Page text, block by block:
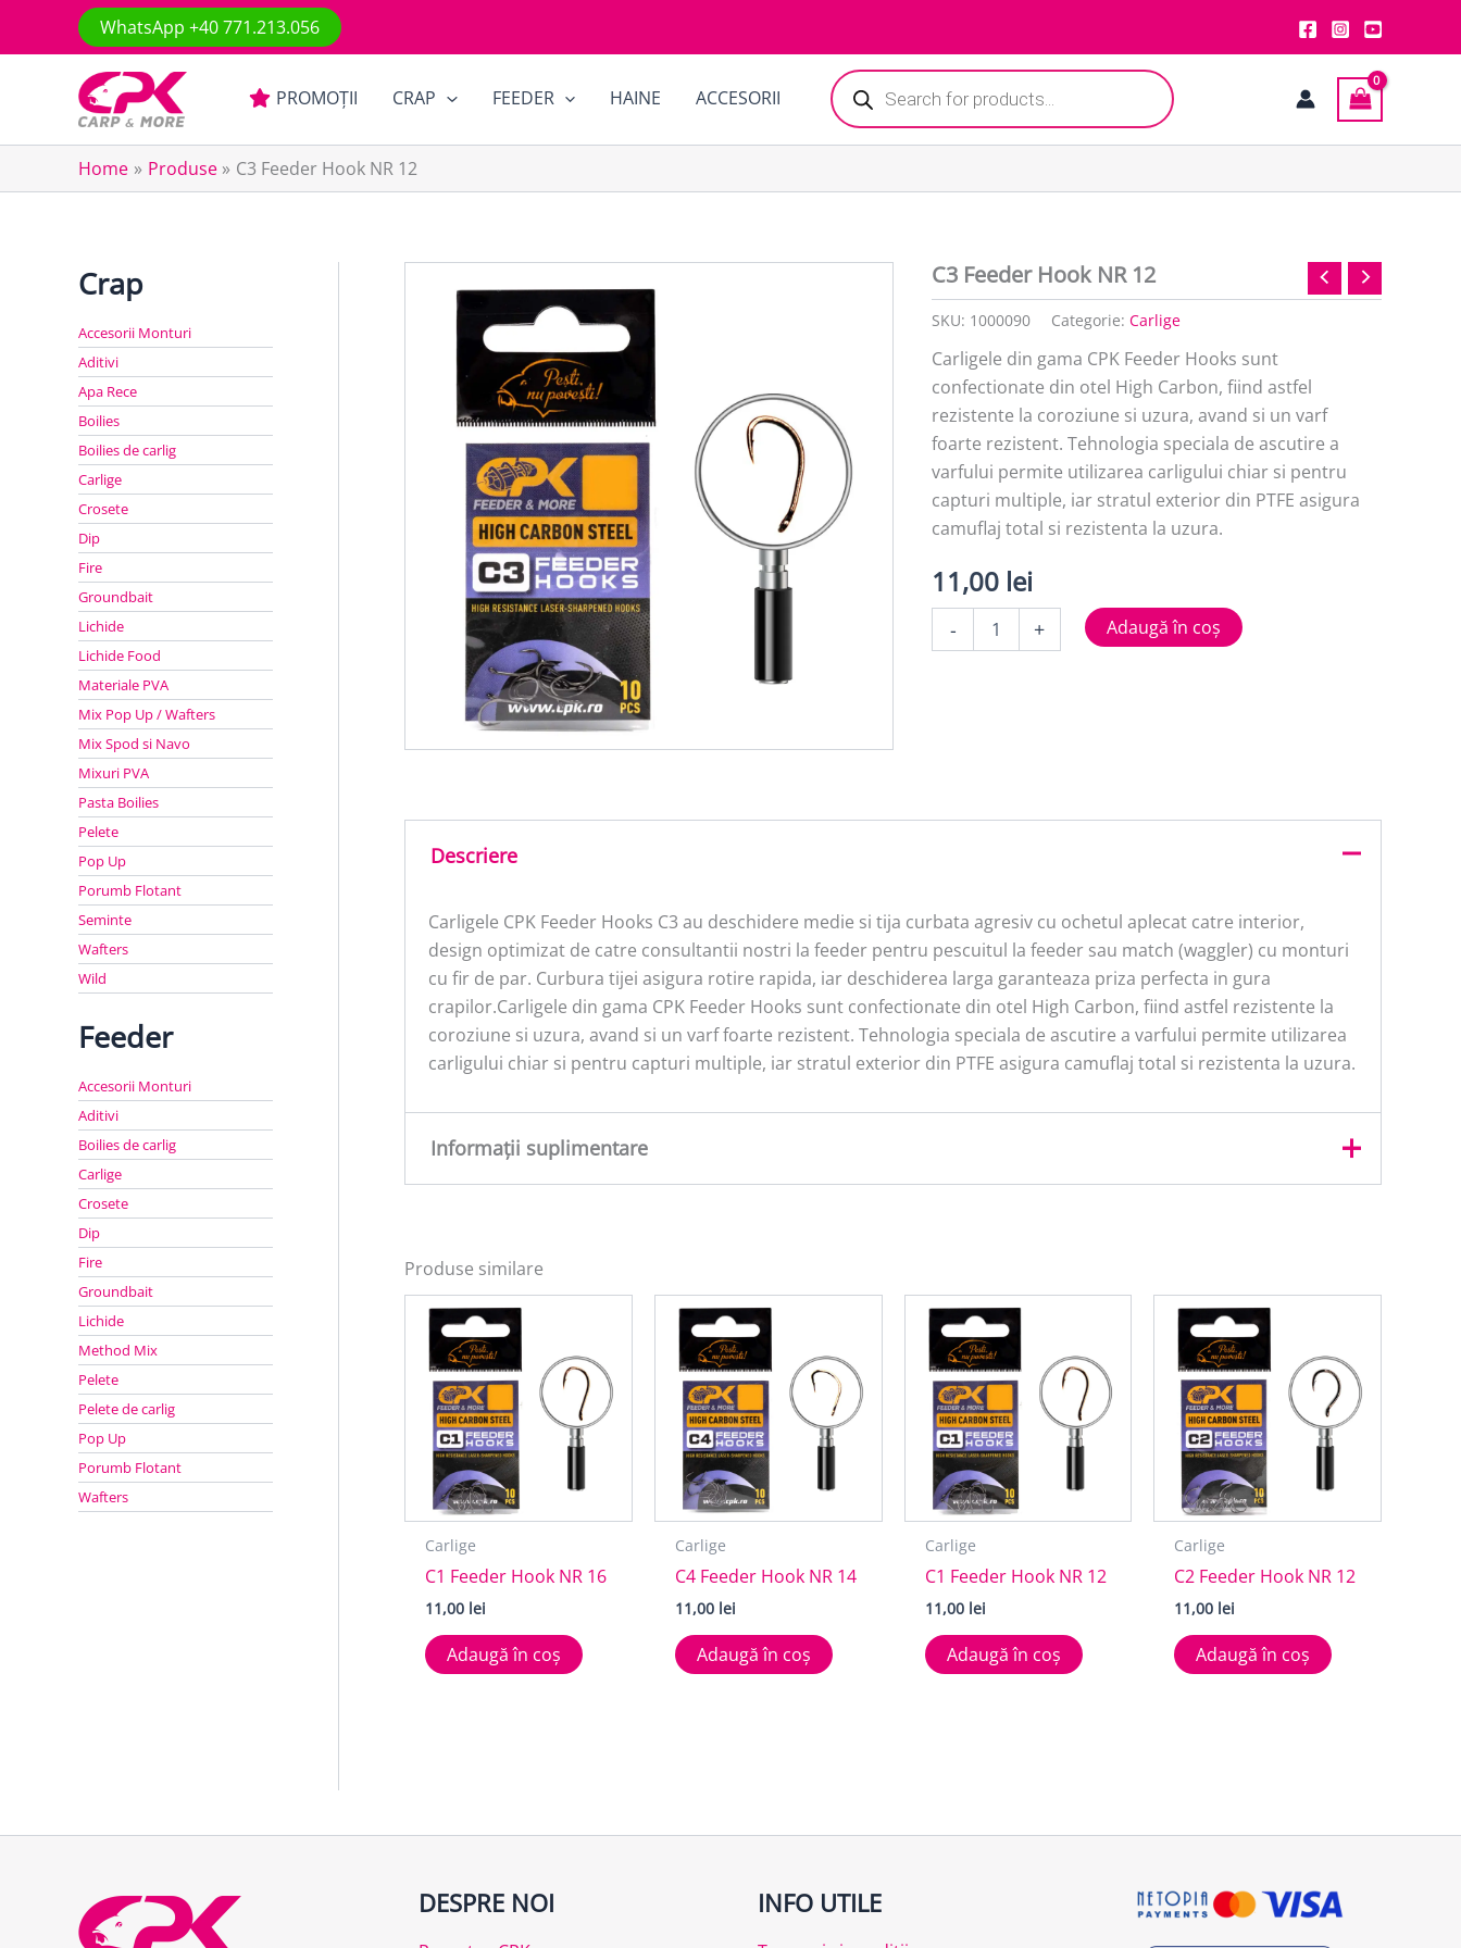
WhatsApp +40 771.213.056
PROMOȚII CRAP FEEDER HAINE ACCESORII
Products
search
Home Produse C3 Feeder Hook NR 12
Crap
Accesorii Monturi
Aditivi
Apa Rece
Boilies
Boilies de carlig
Carlige
Crosete
Dip
Fire
Groundbait
Lichide
Lichide Food
Materiale PVA
Mix Pop Up / Wafters
Mix Spod si Navo
Mixuri PVA
Pasta Boilies
Pelete
Pop Up
Porumb Flotant
Seminte
Wafters
Wild
Feeder
Accesorii Monturi
Aditivi
Boilies de carlig
Carlige
Crosete
Dip
Fire
Groundbait
Lichide
Method Mix
Pelete
Pelete de carlig
Pop Up
Porumb Flotant
Wafters
C3 Feeder Hook NR 12
SKU: 1000090 Categorie:Carlige
Carligele din gama CPK Feeder Hooks sunt
confectionate din otel High Carbon, fiind astfel
rezistente la coroziune si uzura, avand si un varf
foarte rezistent. Tehnologia speciala de ascutire a
varfului permite utilizarea carligului chiar si pentru
capturi multiple, iar stratul exterior din PTFE asigura
camuflaj total si rezistenta la uzura.
11,00 lei
- + Adaugă în coș
Descriere
Carligele CPK Feeder Hooks C3 au deschidere medie si tija curbata agresiv cu ochetul aplecat catre interior,
design optimizat de catre consultantii nostri la feeder pentru pescuitul la feeder sau match (waggler) cu monturi
cu fir de par. Curbura tijei asigura rotire rapida, iar deschiderea larga garanteaza priza perfecta in gura
crapilor.Carligele din gama CPK Feeder Hooks sunt confectionate din otel High Carbon, fiind astfel rezistente la
coroziune si uzura, avand si un varf foarte rezistent. Tehnologia speciala de ascutire a varfului permite utilizarea
carligului chiar si pentru capturi multiple, iar stratul exterior din PTFE asigura camuflaj total si rezistenta la uzura.
Informații suplimentare
Produse similare
Carlige
C1 Feeder Hook NR 16
11,00 lei
Adaugă în coș
Carlige
C4 Feeder Hook NR 14
11,00 lei
Adaugă în coș
Carlige
C1 Feeder Hook NR 12
11,00 lei
Adaugă în coș
Carlige
C2 Feeder Hook NR 12
11,00 lei
Adaugă în coș
DESPRE NOI INFO UTILE